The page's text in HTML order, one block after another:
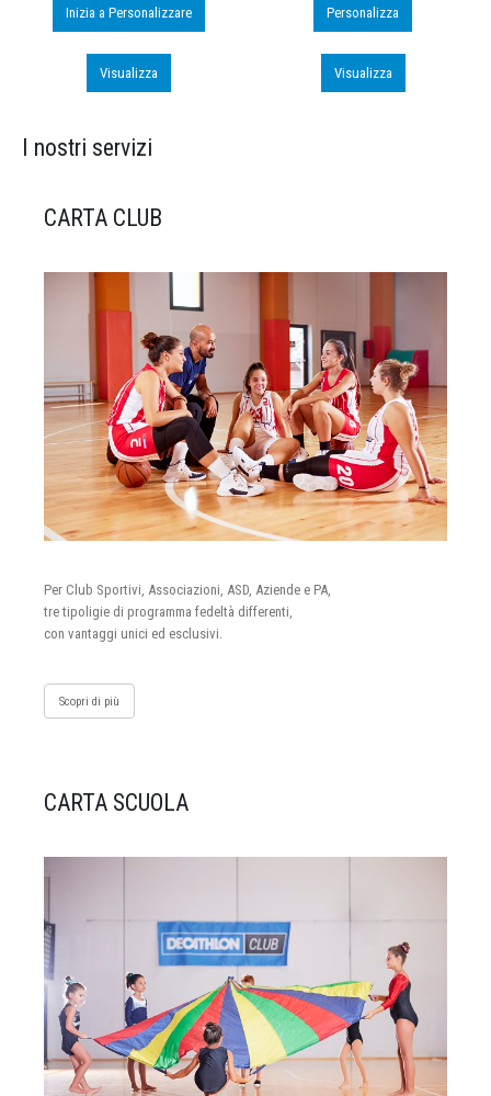
Inizia a Personalizzare
Visualizza
Personalizza
Visualizza
I nostri servizi
CARTA CLUB
Per Club Sportivi, Associazioni, ASD, Aziende e PA,
tre tipoligie di programma fedeltà differenti,
con vantaggi unici ed esclusivi.
Scopri di più
CARTA SCUOLA